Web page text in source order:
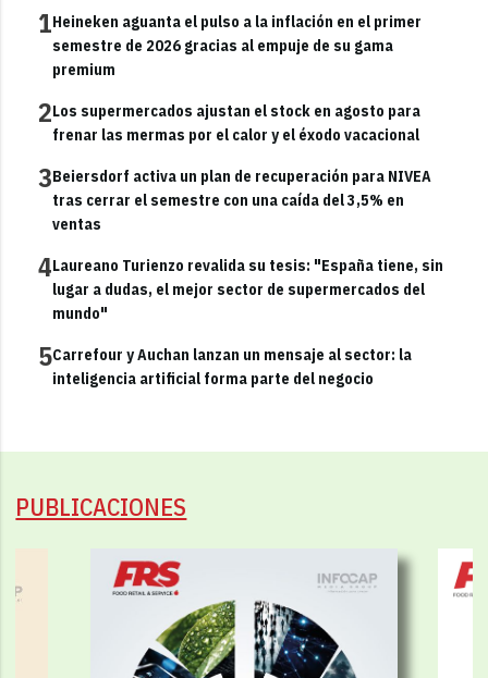
1Heineken aguanta el pulso a la inflación en el primer
semestre de 2026 gracias al empuje de su gama
premium
2Los supermercados ajustan el stock en agosto para
frenar las mermas por el calor y el éxodo vacacional
3Beiersdorf activa un plan de recuperación para NIVEA
tras cerrar el semestre con una caída del 3,5% en
ventas
4Laureano Turienzo revalida su tesis: "España tiene, sin
lugar a dudas, el mejor sector de supermercados del
mundo"
5Carrefour y Auchan lanzan un mensaje al sector: la
inteligencia artificial forma parte del negocio
PUBLICACIONES